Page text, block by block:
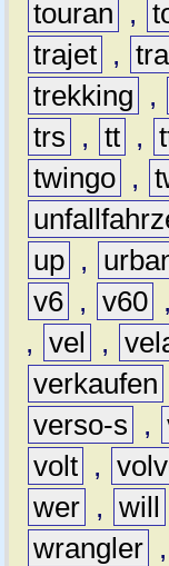
touran ,
trajet ,
trekking
,
trs
, tt ,
twingo ,
up ,
v6 , v60 ,
, vel ,
verkaufen
verso-s
,
volt ,
wer , will
wrangler ,